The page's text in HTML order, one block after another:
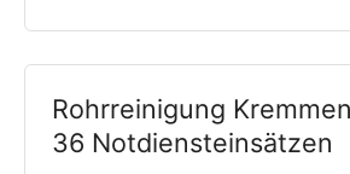
Rohrreinigung
36 Notdiensteinsätzen